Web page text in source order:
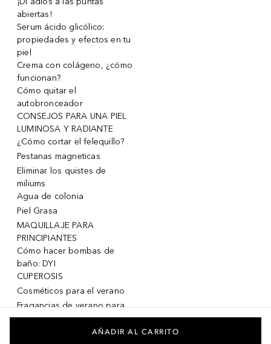
abiertas!
Serum ácido glicólico:
propiedades y efectos en tu
piel
Crema con colágeno, ¿cómo
funcionan?
Cómo quitar el
autobronceador
CONSEJOS PARA UNA PIEL
LUMINOSA Y RADIANTE
¿Cómo cortar el felequillo?
Pestanas magneticas
Eliminar los quistes de
miliums
Agua de colonia
Piel Grasa
MAQUILLAJE PARA
PRINCIPIANTES
Cómo hacer bombas de
baño: DYI
CUPEROSIS
Cosméticos para el verano
Fragancias de verano para
mujeres
Fragancias de verano paraAÑADIR AL CARRITO